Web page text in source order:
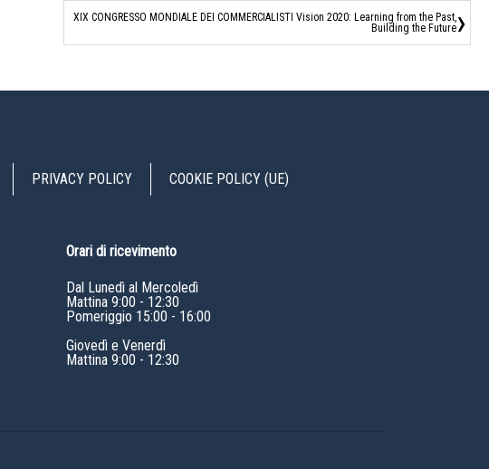
XIX CONGRESSO MONDIALE DEI COMMERCIALISTI Vision 2020: Learning from the Past,
Building the Future›
PRIVACY POLICY COOKIE POLICY (UE)
Orari di ricevimento
Dal Lunedì al Mercoledì
Mattina 9:00 - 12:30
Pomeriggio 15:00 - 16:00
Giovedì e Venerdì
Mattina 9:00 - 12:30